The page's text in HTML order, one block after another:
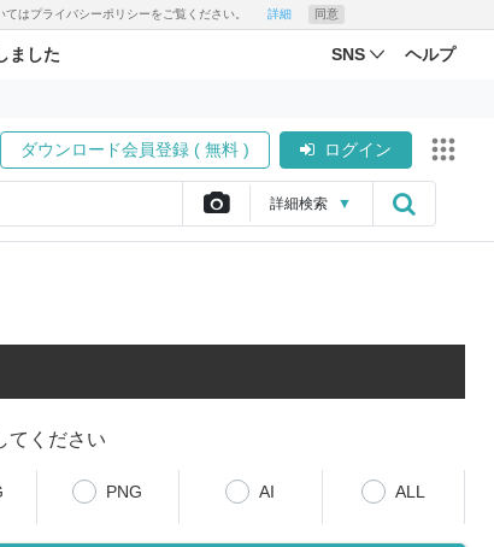
はプライバシーポリシーをご覧ください。 詳細 同意
ました SNS ヘルプ
ダウンロード会員登録 ( 無料 ) ログイン
詳細検索 ▼
てください
PNG AI ALL